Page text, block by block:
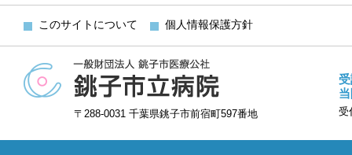
このサイトについて 個人情報保護方針
〒288-0031 千葉県銚子市前宿町597番地 受